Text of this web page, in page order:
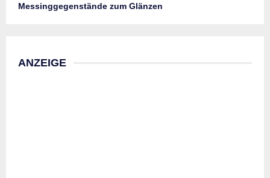
Messinggegenstände zum Glänzen
ANZEIGE